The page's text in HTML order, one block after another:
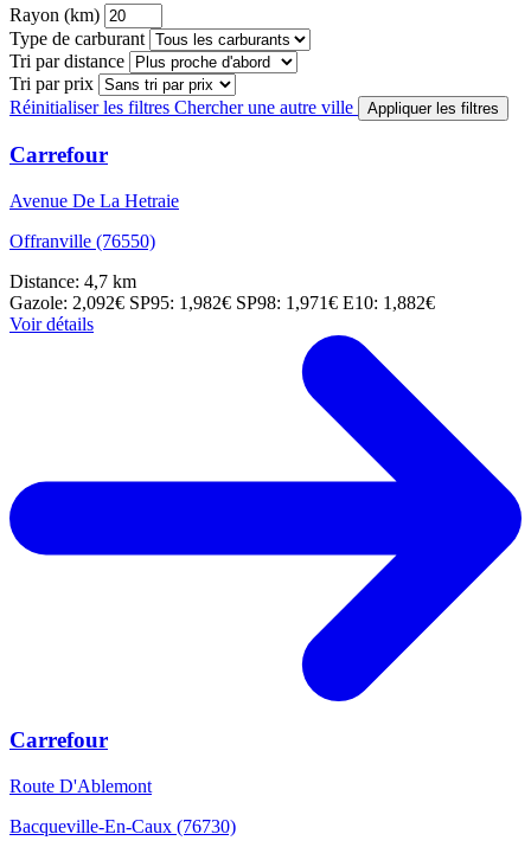
Rayon (km)
Type de carburant
Tri par distance
Tri par prix
Réinitialiser les filtres Chercher une autre ville Appliquer les filtres
Carrefour
Avenue De La Hetraie
Offranville (76550)
Distance: 4,7 km
Gazole: 2,092€ SP95: 1,982€ SP98: 1,971€ E10: 1,882€
Voir détails
Carrefour
Route D'Ablemont
Bacqueville-En-Caux (76730)